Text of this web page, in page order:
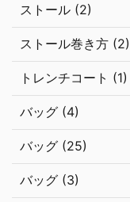
ストール (2)
ストール巻き方 (2)
トレンチコート (1)
バッグ (4)
バッグ (25)
バッグ (3)